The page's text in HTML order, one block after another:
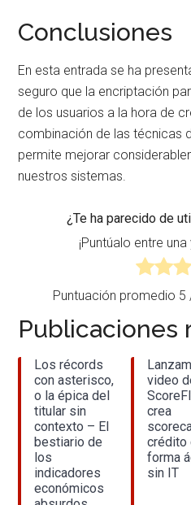
Conclusiones
En esta entrada se ha
seguro que la encriptación
de los usuarios a la hora de
combinación de las técnicas
permite mejorar
nuestros sistemas.
¿Te ha parecido de
¡Puntúalo entre
Puntuación promedio 5
Publicaciones
Los récords
con asterisco,
o la épica del
titular sin
contexto – El
bestiario de
los
indicadores
económicos
video
crea
crédito
forma
sin IT